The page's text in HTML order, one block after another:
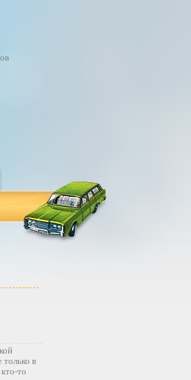
только в
то